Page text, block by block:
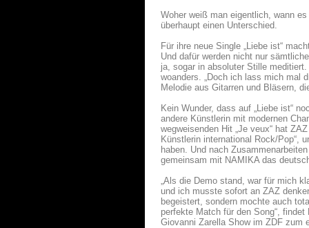
Woher weiß man eigentlich, wann
überhaupt einen Unterschied.
Für ihre neue Single „Liebe ist“
Und dafür werden nicht nur
ja, sogar in absoluter Stille
woanders. „Doch ich lass mich mal
Melodie aus Gitarren und Bläsern,
Kein Wunder, dass auf „Liebe ist“
andere Künstlerin mit modernen
wegweisenden Hit „Je veux“ hat
Künstlerin international Rock/Pop“,
haben. Und nach
gemeinsam mit NAMIKA das
„Als die Demo stand, war für mich
und ich musste sofort an ZAZ
begeistert, sondern mochte auch
perfekte Match für den Song“,
Giovanni Zarella Show im ZDF zum